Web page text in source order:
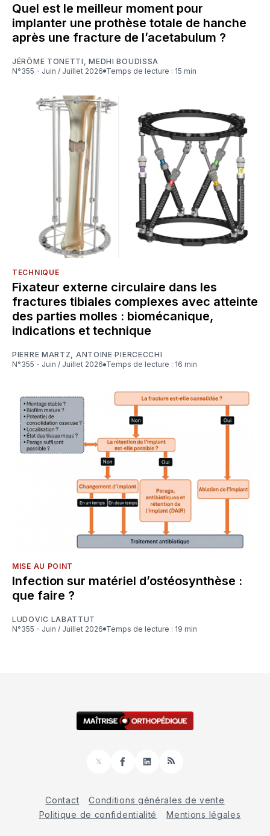
Quel est le meilleur moment pour
implanter une prothèse totale de hanche
après une fracture de l’acetabulum ?
JÉRÔME TONETTI ,MEDHI BOUDISSA
N°355 - Juin / Juillet 2026
Temps de lecture : 15 min
TECHNIQUE
Fixateur externe circulaire dans les
fractures tibiales complexes avec atteinte
des parties molles : biomécanique,
indications et technique
PIERRE MARTZ, ANTOINE PIERCECCHI
N°355 - Juin / Juillet 2026
Temps de lecture : 16 min
MISE AU POINT
Infection sur matériel d’ostéosynthèse :
que faire ?
LUDOVIC LABATTUT
N°355 - Juin / Juillet 2026
Temps de lecture : 19 min
𝕏
FacebookLinkedInRSS
Contact
Conditions générales de vente
Politique de confidentialité
Mentions légales